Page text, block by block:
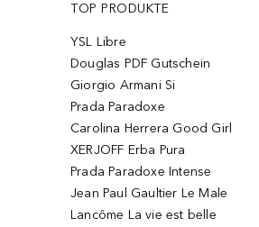
TOP PRODUKTE
YSL Libre
Douglas PDF Gutschein
Giorgio Armani Si
Prada Paradoxe
Carolina Herrera Good Girl
XERJOFF Erba Pura
Prada Paradoxe Intense
Jean Paul Gaultier Le Male
Lancôme La vie est belle